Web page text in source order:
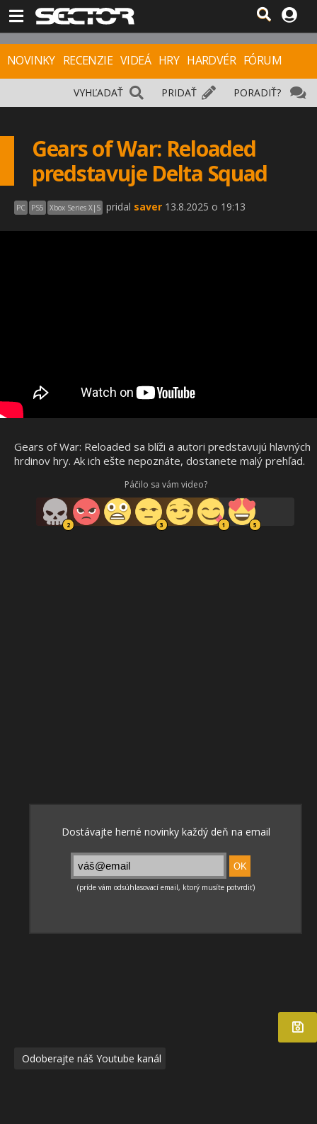
NOVINKY RECENZIE VIDEÁ HRY HARDVÉR FÓRUM
PORADIŤ?
PRIDAŤ
VYHĽADAŤ
Gears of War: Reloaded
predstavuje Delta Squad
PC PS5 Xbox Series X|S pridal saver 13.8.2025 o 19:13
Gears of War: Reloaded sa blíži a autori predstavujú hlavných
hrdinov hry. Ak ich ešte nepoznáte, dostanete malý prehľad.
Páčilo sa vám video?
Odoberajte náš Youtube kanál